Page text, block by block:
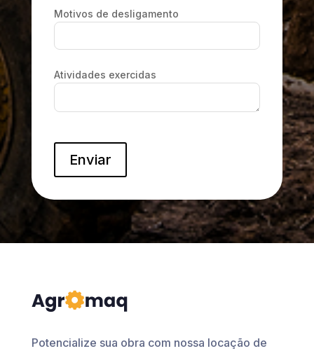
Motivos de desligamento
Atividades exercidas
Enviar
Potencialize sua obra com nossa locação de